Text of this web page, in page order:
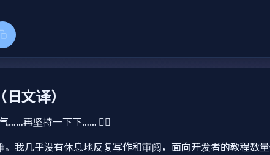
复制标题和链接
文译）
再坚持一下下…… 😮‍💨
我几乎没有休息地反复写作和审阅，面向开发者的教程数